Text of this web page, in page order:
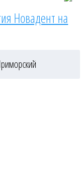
Новадент на